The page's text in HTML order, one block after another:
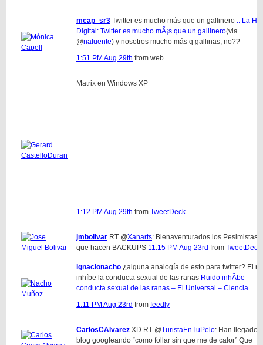
mcap_sr3 Twitter es mucho más que un gallinero :: La
Digital: Twitter es mucho mÃ¡s que un gallinero(via
@nafuente) y nosotros mucho más q gallinas, no??
1:51 PM Aug 29th from web
Matrix en Windows XP
1:12 PM Aug 29th from TweetDeck
jmbolivar RT @Xanarts: Bienaventurados los Pesimistas.
que hacen BACKUPS 11:15 PM Aug 23rd from TweetDeck
ignacionacho ¿alguna analogía de esto para twitter? El
inhíbe la conducta sexual de las ranas Ruido inhÃ­be
conducta sexual de las ranas – El Universal – Ciencia
1:11 PM Aug 23rd from feedly
CarlosCAlvarez XD RT @TuristaEnTuPelo: Han llegado
blog googleando “como follar sin que me de calor” Que